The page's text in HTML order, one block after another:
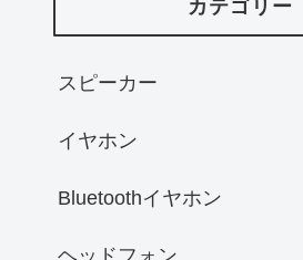
カテゴリー
スピーカー
イヤホン
Bluetoothイヤホン